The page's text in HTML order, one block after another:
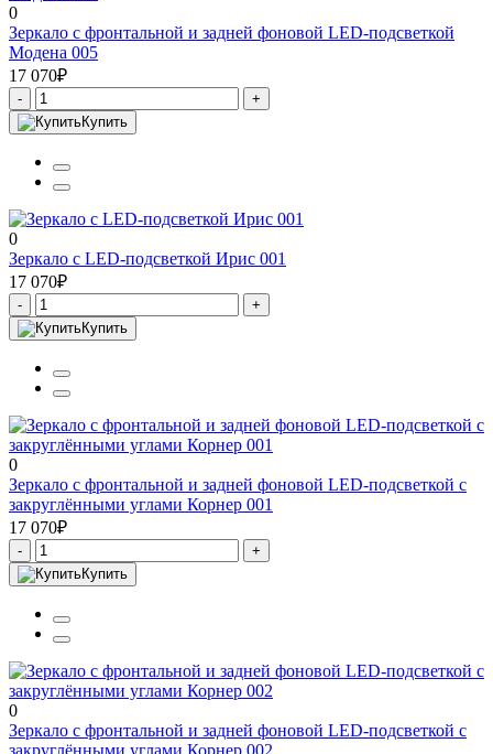
0
Зеркало с фронтальной и задней фоновой LED-подсветкой
Модена 005
17 070₽
-
+
Купить
0
Зеркало с LED-подсветкой Ирис 001
17 070₽
-
+
Купить
0
Зеркало с фронтальной и задней фоновой LED-подсветкой с
закруглёнными углами Корнер 001
17 070₽
-
+
Купить
0
Зеркало с фронтальной и задней фоновой LED-подсветкой с